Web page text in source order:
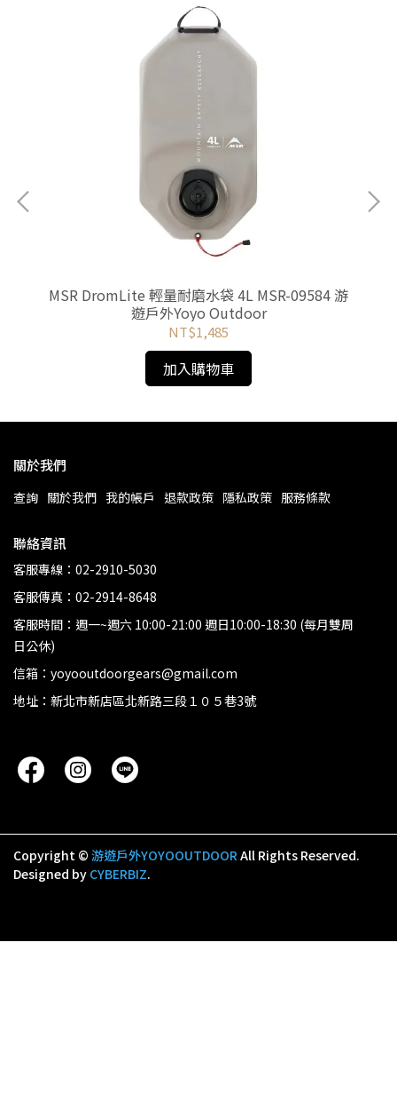
MSR DromLite 輕量耐磨水袋 4L MSR-09584 游
遊戶外Yoyo Outdoor
NT$1,485
加入購物車
關於我們
查詢 關於我們 我的帳戶 退款政策 隱私政策 服務條款
聯絡資訊
客服專線：02-2910-5030
客服傳真：02-2914-8648
客服時間：週一~週六 10:00-21:00 週日10:00-18:30 (每月雙周
日公休)
信箱：yoyooutdoorgears@gmail.com
地址：新北市新店區北新路三段１０５巷3號
Copyright © 游遊戶外YOYOOUTDOORAll Rights Reserved.
Designed by CYBERBIZ.